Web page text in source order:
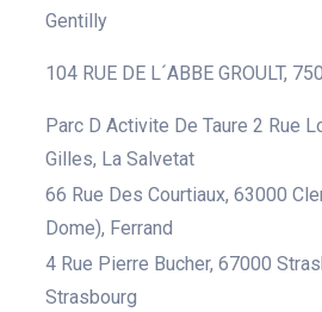
Gentilly
104 RUE DE L´ABBE GROULT,
Parc D Activite De Taure 2 Rue
Gilles, La Salvetat
66 Rue Des Courtiaux, 63000
Dome), Ferrand
4 Rue Pierre Bucher, 67000
Strasbourg